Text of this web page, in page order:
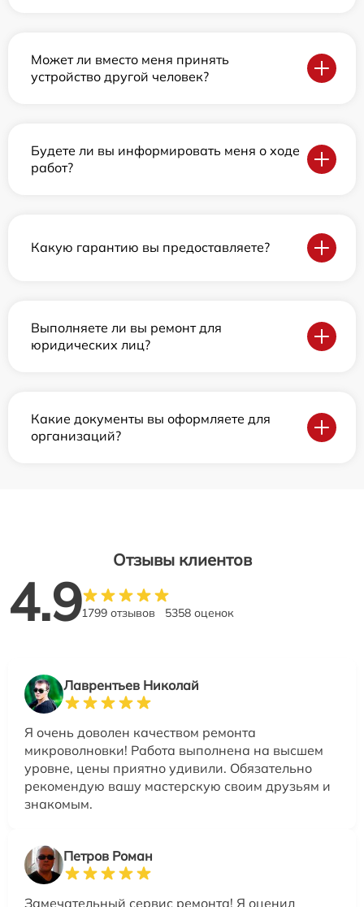
Может ли вместо меня принять
устройство другой человек?
Будете ли вы информировать меня о ходе
работ?
Какую гарантию вы предоставляете?
Выполняете ли вы ремонт для
юридических лиц?
Какие документы вы оформляете для
организаций?
Отзывы клиентов
4.91799 отзывов 5358 оценок
Лаврентьев Николай
Я очень доволен качеством ремонта
микроволновки! Работа выполнена на высшем
уровне, цены приятно удивили. Обязательно
рекомендую вашу мастерскую своим друзьям и
знакомым.
Петров Роман
Замечательный сервис ремонта! Я оценил